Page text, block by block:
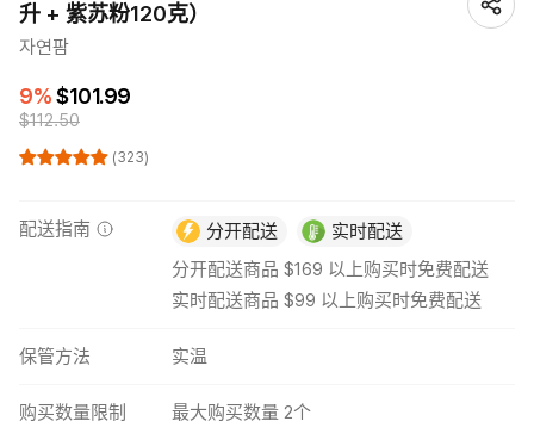
升 + 紫苏粉120克）
자연팜
9%$101.99
$112.50
(323)
配送指南 分开配送
实时配送
分开配送商品 $169 以上购买时免费配送
实时配送商品 $99 以上购买时免费配送
保管方法 实温
购买数量限制 最大购买数量 2个